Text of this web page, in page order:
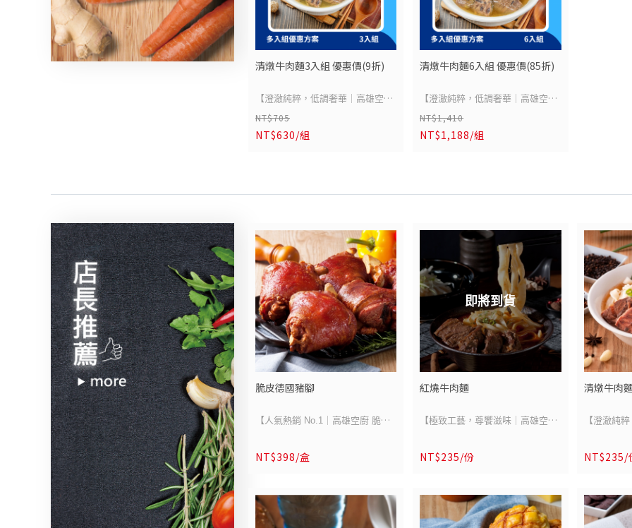
配爽脆解膩的德式酸菜，完美平衡
濃郁肉香，讓人一吃就停不下來。
這道曾經必須飛德國才能品嚐的經
典，如今在家就能輕鬆享受！高雄
空廚德國豬腳專賣店熱銷冠軍，品
質把關、安心製程，美味即刻上
桌，是居家饗宴或送禮首選！
x1，附贈德式風味酸菜包x1、芥末
醬x2)
重量：帶骨帶肉 570g / 隻・酸菜包
100g /包
保存期限：一年(未開封）
原產地 : 臺灣
豬肉原產地：加拿大
保存方式：冷凍保存 -18°C以下
-
配爽脆解膩的德式酸菜，完美平衡
濃郁肉香，讓人一吃就停不下來。
這道曾經必須飛德國才能品嚐的經
典，如今在家就能輕鬆享受！高雄
空廚德國豬腳專賣店熱銷冠軍，品
質把關、安心製程，美味即刻上
桌，是居家饗宴或送禮首選！
x1，附贈德式風味酸菜包x1、芥末
重量：帶骨帶肉 570g / 隻・酸菜包
100g /包
保存期限：一年(未開封）
原產地 : 臺灣
豬肉原產地：加拿大
保存方式：冷凍保存 -18°C以下
-
(尼加拉瓜)
保存方式
-
清燉牛肉麵3入組 優惠價(9折)
【澄澈純粹，低調奢華｜高雄空廚
清燉牛肉麵】
承襲傳統匠心工法，以牛骨與蔬果
嚴選油花均勻、軟嫩多汁的牛腩
勁、滑順不膩，完美平衡濃郁與清
爽。無需浮誇調味，每一口都是對
天然原味的極致詮釋，讓人從舌尖
暖至心頭。
-
商品成分：請參閱商品規格
商品單位：1份/包 (牛肉湯x1、刀
削麵x1)
重量：牛肉湯 400公克(固形物50公
保存期限：一年(未開封）
牛原料來源：牛腱肉(澳洲)、牛骨
(尼加拉瓜)
NT$705
NT$630/組
清燉牛肉麵6入組 優惠價(85折)
【澄澈純粹，低調奢華｜高雄空廚
清燉牛肉麵】
承襲傳統匠心工法，以牛骨與蔬果
嚴選油花均勻、軟嫩多汁的牛腩
勁、滑順不膩，完美平衡濃郁與清
爽。無需浮誇調味，每一口都是對
天然原味的極致詮釋，讓人從舌尖
暖至心頭。
-
商品成分：請參閱商品規格
商品單位：1份/包 (牛肉湯x1、刀
削麵x1)
重量：牛肉湯 400公克(固形物50公
保存期限：一年(未開封）
牛原料來源：牛腱肉(澳洲)、牛骨
(尼加拉瓜)
NT$1,410
NT$1,188/組
脆皮德國豬腳
【人氣熱銷 No.1｜高雄空廚 脆皮
極致饗宴!嚴選豬腳以香料與粗鹽低
溫熟成三天，鎖住豐富肉香；再以
NT$398/盒
即將到貨
紅燒牛肉麵
【極致工藝，尊饗滋味｜高雄空廚
煮，肉質緊實中帶柔嫩，層層釋放
濃郁肉香。湯頭以牛骨與十餘種珍
NT$235/份
清燉牛肉
【澄澈純
承襲傳統匠
滋味深厚
嚴選油花
NT$235/